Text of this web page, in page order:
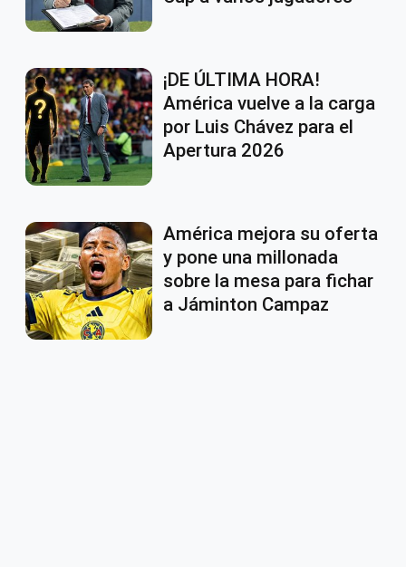
¡DE ÚLTIMA HORA!
América vuelve a la carga
por Luis Chávez para el
Apertura 2026
América mejora su oferta
y pone una millonada
sobre la mesa para fichar
a Jáminton Campaz